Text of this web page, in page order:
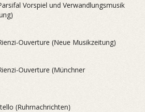
Vorspiel und Verwandlungsmusik
Ouverture (Neue Musikzeitung)
Ouverture (Münchner
(Ruhrnachrichten)